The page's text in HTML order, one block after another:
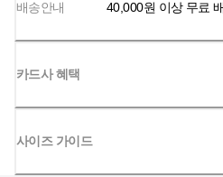
배송안내 40,000원 이상 무료
카드사 혜택
사이즈 가이드